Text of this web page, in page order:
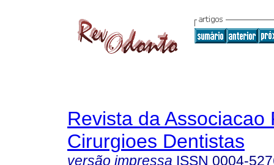
Revista da Associacao
Cirurgioes Dentistas
versão impressa ISSN 0004-